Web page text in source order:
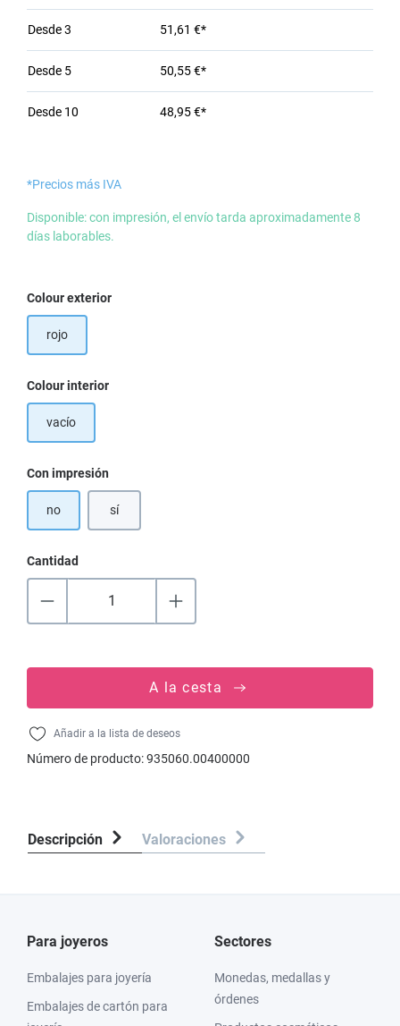
Desde3 51,61 €*
Desde 5 50,55 €*
Desde 10 48,95 €*
*Precios más IVA
Disponible: con impresión, el envío tarda aproximadamente 8
días laborables.
Seleccione
Colour exterior
rojo
Seleccione
Colour interior
vacío
Seleccione
Con impresión
no sí
Cantidad
A la cesta
Añadir a la lista de deseos
Número de producto:935060.00400000
Descripción Valoraciones
Para joyeros
Embalajes para joyería
Embalajes de cartón para
Sectores
Monedas, medallas y
órdenes